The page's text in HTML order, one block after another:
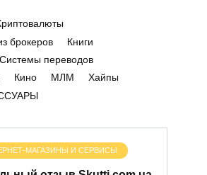
брокеров
Книги
Системы переводов
Кино МЛМ
Хайпы
МАГАЗИНЫ И СЕРВИСЫ